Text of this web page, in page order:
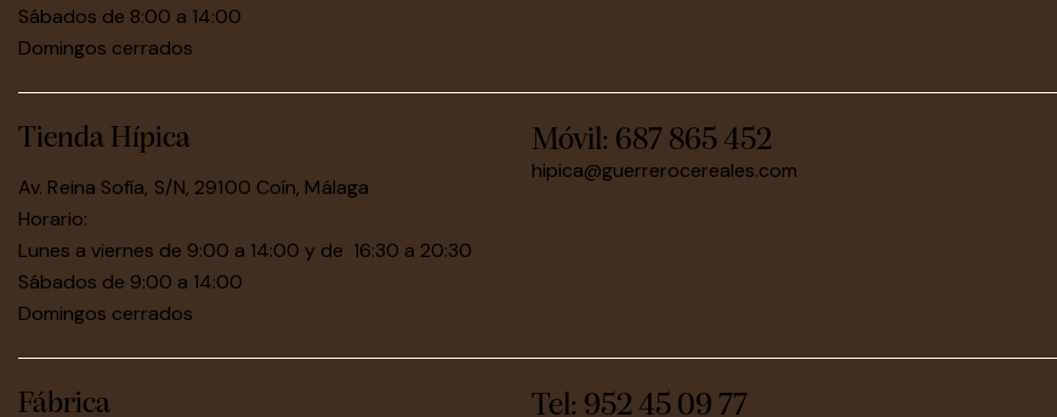
Sábados de 8:00 a 14:00
Domingos cerrados
Tienda Hípica
Av. Reina Sofía, S/N, 29100 Coín, Málaga
Horario:
Lunes a viernes de 9:00 a 14:00 y de 16:30 a 20:30
Sábados de 9:00 a 14:00
Domingos cerrados
Móvil: 687 865 452
hipica@guerrerocereales.com
Fábrica Tel: 952 45 09 77